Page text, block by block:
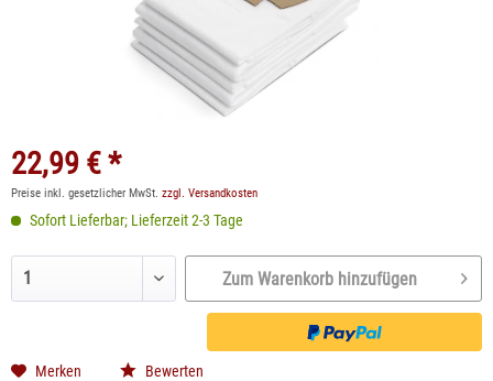
22,99 € *
Preise inkl. gesetzlicher MwSt. zzgl. Versandkosten
Sofort Lieferbar; Lieferzeit 2-3 Tage
Zum Warenkorb hinzufügen
Merken Bewerten